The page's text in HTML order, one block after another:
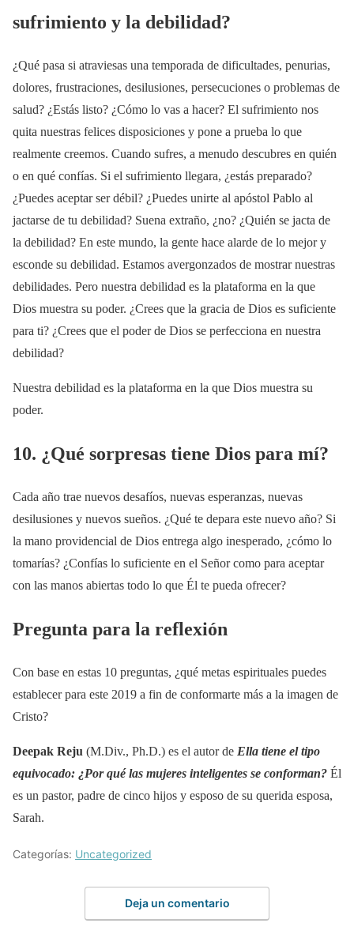
sufrimiento y la debilidad?
¿Qué pasa si atraviesas una temporada de dificultades, penurias,
dolores, frustraciones, desilusiones, persecuciones o problemas de
salud? ¿Estás listo? ¿Cómo lo vas a hacer? El sufrimiento nos
quita nuestras felices disposiciones y pone a prueba lo que
realmente creemos. Cuando sufres, a menudo descubres en quién
o en qué confías. Si el sufrimiento llegara, ¿estás preparado?
¿Puedes aceptar ser débil? ¿Puedes unirte al apóstol Pablo al
jactarse de tu debilidad? Suena extraño, ¿no? ¿Quién se jacta de
la debilidad? En este mundo, la gente hace alarde de lo mejor y
esconde su debilidad. Estamos avergonzados de mostrar nuestras
debilidades. Pero nuestra debilidad es la plataforma en la que
Dios muestra su poder. ¿Crees que la gracia de Dios es suficiente
para ti? ¿Crees que el poder de Dios se perfecciona en nuestra
debilidad?
Nuestra debilidad es la plataforma en la que Dios muestra su
poder.
10. ¿Qué sorpresas tiene Dios para mí?
Cada año trae nuevos desafíos, nuevas esperanzas, nuevas
desilusiones y nuevos sueños. ¿Qué te depara este nuevo año? Si
la mano providencial de Dios entrega algo inesperado, ¿cómo lo
tomarías? ¿Confías lo suficiente en el Señor como para aceptar
con las manos abiertas todo lo que Él te pueda ofrecer?
Pregunta para la reflexión
Con base en estas 10 preguntas, ¿qué metas espirituales puedes
establecer para este 2019 a fin de conformarte más a la imagen de
Cristo?
Deepak Reju (M.Div., Ph.D.) es el autor de Ella tiene el tipo
equivocado: ¿Por qué las mujeres inteligentes se conforman? Él
es un pastor, padre de cinco hijos y esposo de su querida esposa,
Sarah.
Categorías: Uncategorized
Deja un comentario